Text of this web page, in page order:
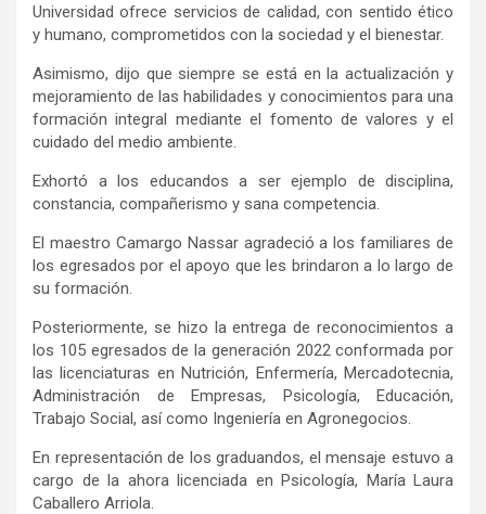
Universidad ofrece servicios de calidad, con sentido ético
y humano, comprometidos con la sociedad y el bienestar.
Asimismo, dijo que siempre se está en la actualización y
mejoramiento de las habilidades y conocimientos para una
formación integral mediante el fomento de valores y el
cuidado del medio ambiente.
Exhortó a los educandos a ser ejemplo de disciplina,
constancia, compañerismo y sana competencia.
El maestro Camargo Nassar agradeció a los familiares de
los egresados por el apoyo que les brindaron a lo largo de
su formación.
Posteriormente, se hizo la entrega de reconocimientos a
los 105 egresados de la generación 2022 conformada por
las licenciaturas en Nutrición, Enfermería, Mercadotecnia,
Administración de Empresas, Psicología, Educación,
Trabajo Social, así como Ingeniería en Agronegocios.
En representación de los graduandos, el mensaje estuvo a
cargo de la ahora licenciada en Psicología, María Laura
Caballero Arriola.